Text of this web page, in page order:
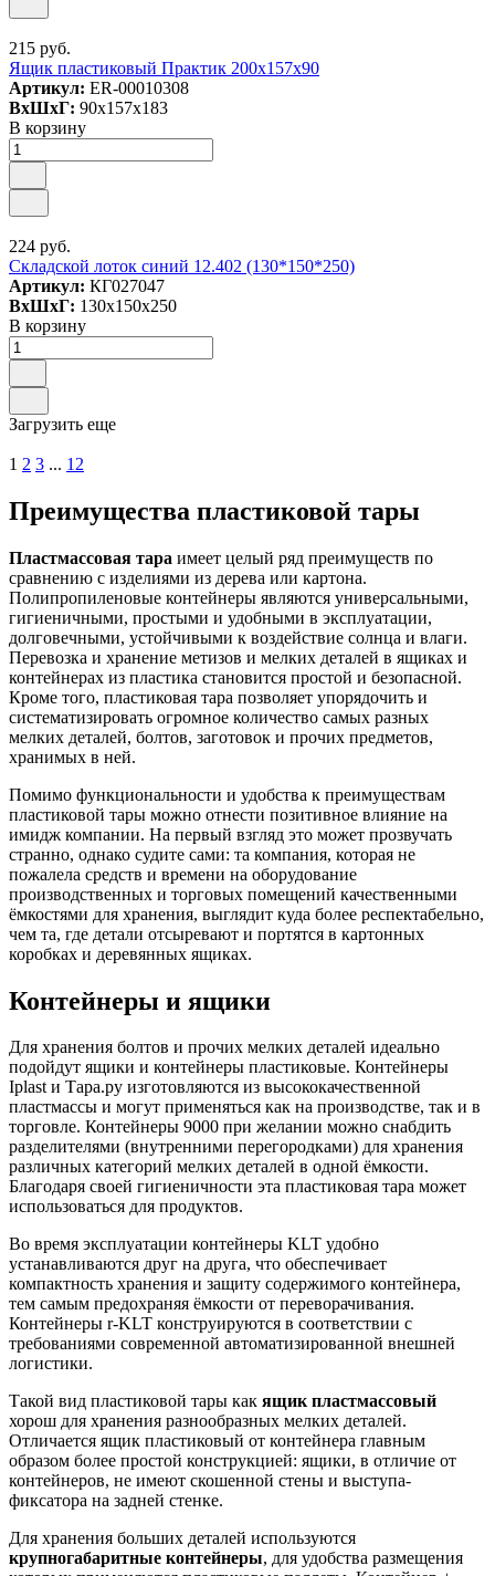
215 руб.
Ящик пластиковый Практик 200x157x90
Артикул: ER-00010308
ВxШxГ: 90x157x183
В корзину
224 руб.
Складской лоток синий 12.402 (130*150*250)
Артикул: КГ027047
ВxШxГ: 130x150x250
В корзину
Загрузить еще
1 2 3 ... 12
Преимущества пластиковой тары
Пластмассовая тара имеет целый ряд преимуществ по
сравнению с изделиями из дерева или картона.
Полипропиленовые контейнеры являются универсальными,
гигиеничными, простыми и удобными в эксплуатации,
долговечными, устойчивыми к воздействие солнца и влаги.
Перевозка и хранение метизов и мелких деталей в ящиках и
контейнерах из пластика становится простой и безопасной.
Кроме того, пластиковая тара позволяет упорядочить и
систематизировать огромное количество самых разных
мелких деталей, болтов, заготовок и прочих предметов,
хранимых в ней.
Помимо функциональности и удобства к преимуществам
пластиковой тары можно отнести позитивное влияние на
имидж компании. На первый взгляд это может прозвучать
странно, однако судите сами: та компания, которая не
пожалела средств и времени на оборудование
производственных и торговых помещений качественными
ёмкостями для хранения, выглядит куда более респектабельно,
чем та, где детали отсыревают и портятся в картонных
коробках и деревянных ящиках.
Контейнеры и ящики
Для хранения болтов и прочих мелких деталей идеально
подойдут ящики и контейнеры пластиковые. Контейнеры
Iplast и Тара.ру изготовляются из высококачественной
пластмассы и могут применяться как на производстве, так и в
торговле. Контейнеры 9000 при желании можно снабдить
разделителями (внутренними перегородками) для хранения
различных категорий мелких деталей в одной ёмкости.
Благодаря своей гигиеничности эта пластиковая тара может
использоваться для продуктов.
Во время эксплуатации контейнеры KLT удобно
устанавливаются друг на друга, что обеспечивает
компактность хранения и защиту содержимого контейнера,
тем самым предохраняя ёмкости от переворачивания.
Контейнеры r-KLT конструируются в соответствии с
требованиями современной автоматизированной внешней
логистики.
Такой вид пластиковой тары как ящик пластмассовый
хорош для хранения разнообразных мелких деталей.
Отличается ящик пластиковый от контейнера главным
образом более простой конструкцией: ящики, в отличие от
контейнеров, не имеют скошенной стены и выступа-
фиксатора на задней стенке.
Для хранения больших деталей используются
крупногабаритные контейнеры, для удобства размещения